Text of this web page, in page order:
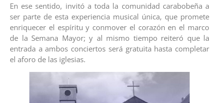
En ese sentido, invitó a toda la comunidad carabobeña a
ser parte de esta experiencia musical única, que promete
enriquecer el espíritu y conmover el corazón en el marco
de la Semana Mayor; y al mismo tiempo reiteró que la
entrada a ambos conciertos será gratuita hasta completar
el aforo de las iglesias.